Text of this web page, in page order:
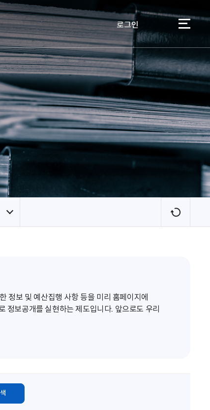
로그인 이용자
새
로
정보 및 예산집행 사항 등을 미리 홈페이지에
정보공개를 실현하는 제도입니다. 앞으로도 우리